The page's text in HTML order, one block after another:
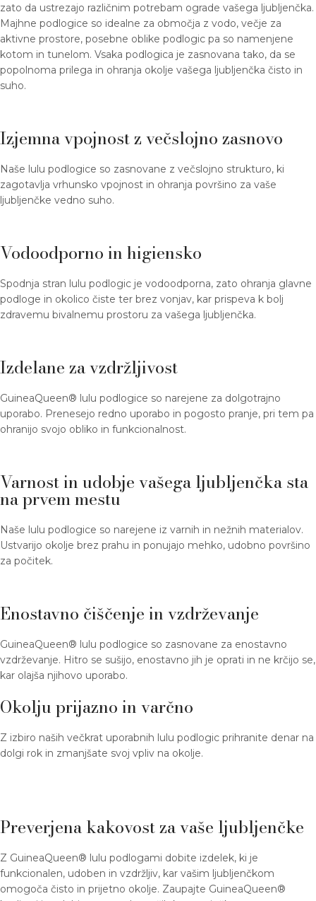
zato da ustrezajo različnim potrebam ograde vašega ljubljenčka.
Majhne podlogice so idealne za območja z vodo, večje za
aktivne prostore, posebne oblike podlogic pa so namenjene
kotom in tunelom. Vsaka podlogica je zasnovana tako, da se
popolnoma prilega in ohranja okolje vašega ljubljenčka čisto in
suho.
Izjemna vpojnost z večslojno zasnovo
Naše lulu podlogice so zasnovane z večslojno strukturo, ki
zagotavlja vrhunsko vpojnost in ohranja površino za vaše
ljubljenčke vedno suho.
Vodoodporno in higiensko
Spodnja stran lulu podlogic je vodoodporna, zato ohranja glavne
podloge in okolico čiste ter brez vonjav, kar prispeva k bolj
zdravemu bivalnemu prostoru za vašega ljubljenčka.
Izdelane za vzdržljivost
GuineaQueen® lulu podlogice so narejene za dolgotrajno
uporabo. Prenesejo redno uporabo in pogosto pranje, pri tem pa
ohranijo svojo obliko in funkcionalnost.
Varnost in udobje vašega ljubljenčka sta
na prvem mestu
Naše lulu podlogice so narejene iz varnih in nežnih materialov.
Ustvarijo okolje brez prahu in ponujajo mehko, udobno površino
za počitek.
Enostavno čiščenje in vzdrževanje
GuineaQueen® lulu podlogice so zasnovane za enostavno
vzdrževanje. Hitro se sušijo, enostavno jih je oprati in ne krčijo se,
kar olajša njihovo uporabo.
Okolju prijazno in varčno
Z izbiro naših večkrat uporabnih lulu podlogic prihranite denar na
dolgi rok in zmanjšate svoj vpliv na okolje.
Preverjena kakovost za vaše ljubljenčke
Z GuineaQueen® lulu podlogami dobite izdelek, ki je
funkcionalen, udoben in vzdržljiv, kar vašim ljubljenčkom
omogoča čisto in prijetno okolje. Zaupajte GuineaQueen®